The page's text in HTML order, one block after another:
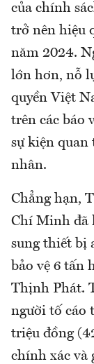
của chính
trở nên hiệu
năm 2024.
lớn hơn, nỗ
quyền Việt
trên các báo
sự kiện quan
nhân.
Chẳng hạn,
Chí Minh đã
sung thiết bị
bảo vệ 6 tấn
Thịnh Phát.
người tố cáo
triệu đồng
chính xác và